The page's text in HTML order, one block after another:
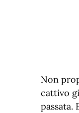
Non
cattivo